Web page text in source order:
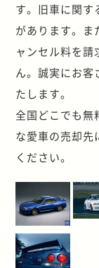
す。旧車に関す
があります。ま
ャンセル料を請
ん。誠実にお客
たします。
全国どこでも無
な愛車の売却先
ください。